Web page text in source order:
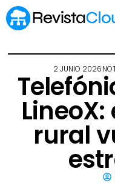
2 JUNIO 2026
rural